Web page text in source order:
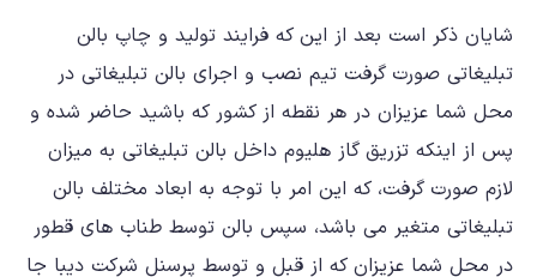
شایان ذکر است بعد از این که فرایند تولید و چاپ بالن
تبلیغاتی صورت گرفت تیم نصب و اجرای بالن تبلیغاتی در
محل شما عزیزان در هر نقطه از کشور که باشید حاضر شده و
پس از اینکه تزریق گاز هلیوم داخل بالن تبلیغاتی به میزان
لازم صورت گرفت، که این امر با توجه به ابعاد مختلف بالن
تبلیغاتی متغیر می باشد، سپس بالن توسط طناب های قطور
در محل شما عزیزان که از قبل و توسط پرسنل شرکت دیبا جا